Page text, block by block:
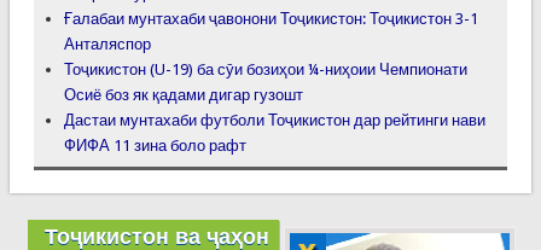
Ғалабаи мунтахаби ҷавонони Тоҷикистон: Тоҷикистон 3-1
Анталяспор
Тоҷикистон (U-19) ба сӯи бозиҳои ¼-ниҳоии Чемпионати
Осиё боз як қадами дигар гузошт
Дастаи мунтахаби футболи Тоҷикистон дар рейтинги нави
ФИФА 11 зина боло рафт
Тоҷикистон ва ҷаҳон